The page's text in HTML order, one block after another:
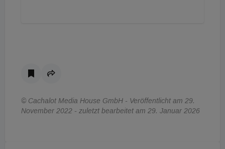
© Cachalot Media House GmbH - Veröffentlicht am 29.
November 2022 - zuletzt bearbeitet am 29. Januar 2026